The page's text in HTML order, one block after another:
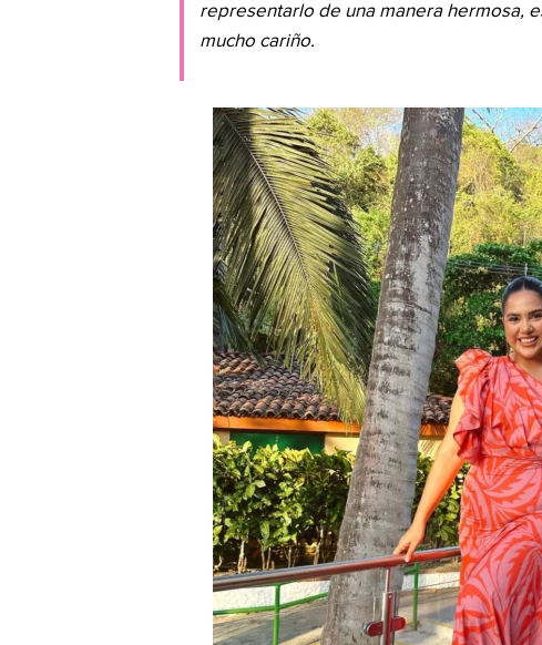
representarlo de una manera hermosa,
mucho cariño.